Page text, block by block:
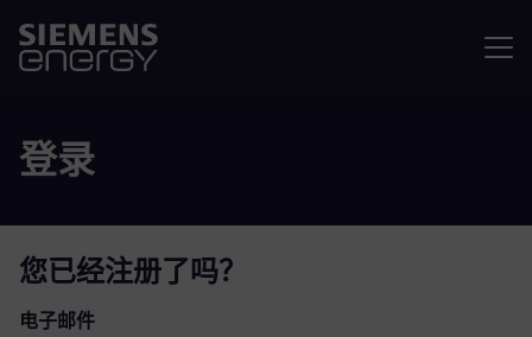
登录
您已经注册了吗？
登录：用户和密码
电子邮件